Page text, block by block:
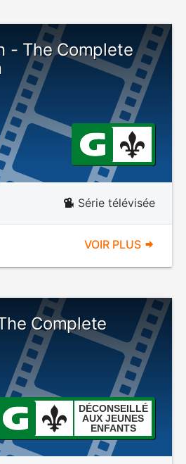
- The Complete
Série télévisée
VOIR PLUS
Complete
DÉCONSEILLÉ
AUX JEUNES
ENFANTS